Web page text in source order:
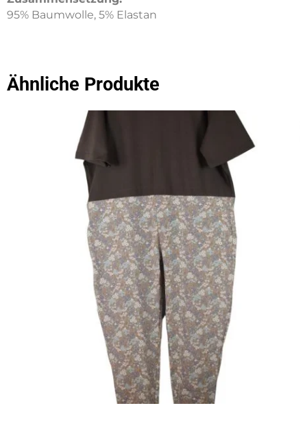
95% Baumwolle, 5% Elastan
Ähnliche Produkte